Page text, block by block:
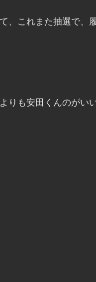
、これまた抽選で、
りも安田くんのがい